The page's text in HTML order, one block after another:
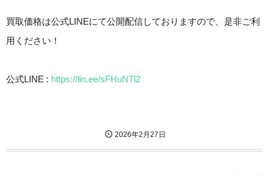
買取価格は公式LINEにて公開配信しておりますので、是非ご利
用ください！
公式LINE : https://lin.ee/sFHuNTl2
2026年2月27日